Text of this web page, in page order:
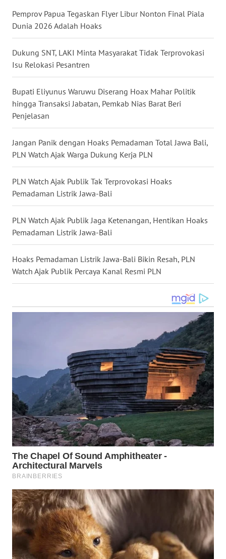
Pemprov Papua Tegaskan Flyer Libur Nonton Final Piala
Dunia 2026 Adalah Hoaks
Dukung SNT, LAKI Minta Masyarakat Tidak Terprovokasi
Isu Relokasi Pesantren
Bupati Eliyunus Waruwu Diserang Hoax Mahar Politik
hingga Transaksi Jabatan, Pemkab Nias Barat Beri
Penjelasan
Jangan Panik dengan Hoaks Pemadaman Total Jawa Bali,
PLN Watch Ajak Warga Dukung Kerja PLN
PLN Watch Ajak Publik Tak Terprovokasi Hoaks
Pemadaman Listrik Jawa-Bali
PLN Watch Ajak Publik Jaga Ketenangan, Hentikan Hoaks
Pemadaman Listrik Jawa-Bali
Hoaks Pemadaman Listrik Jawa-Bali Bikin Resah, PLN
Watch Ajak Publik Percaya Kanal Resmi PLN
WN
NUSANTARA
WN
JOGJA
WN
JATIM
WN
WN
KALTARA
WN
KALSEL
WN
GORONTALO
WN
SULUT
WN
MALUKU
WN
MALUT
WN